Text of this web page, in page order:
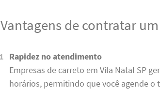
Vantagens de contratar
Rapidez no atendimento
Empresas de carreto em Vila Natal SP
horários, permitindo que você agende o